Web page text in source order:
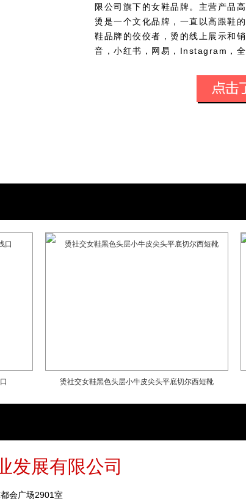
限公司旗下的女鞋品牌。主营产品
烫是一个文化品牌，一直以高跟鞋
鞋品牌的佼佼者，烫的线上展示和
音，小红书，网易，Instagram，
选优质皮料，行业先进设备，紧贴
为消费者提供具有竞争力的文化产
烫社交女鞋黑色头层小牛皮尖头平底切尔西短靴
发展有限公司
会广场2901室